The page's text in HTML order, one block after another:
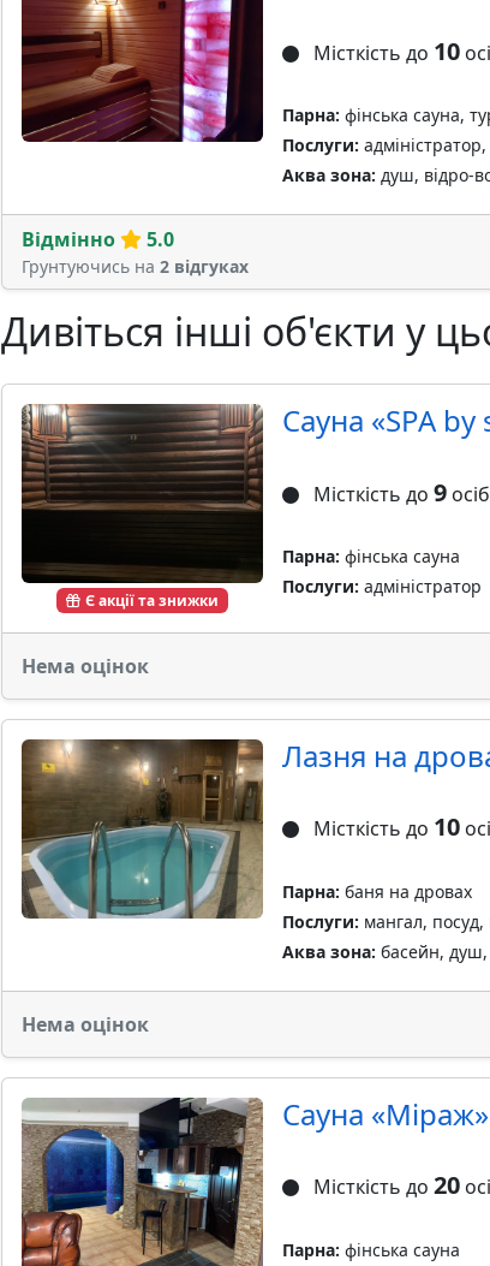
Місткість до 10
Парна: фінська сауна,
Послуги:
Аква зона: душ, відро-
Відмінно 5.0
Грунтуючись на 2 відгуках
Дивіться інші об'єкти у
Є акції та знижки
Сауна «SPA by
Місткість до 9осіб
Парна: фінська сауна
Послуги: адміністратор
Нема оцінок
Лазня на
Місткість до 10
Парна: баня на дровах
Послуги: мангал,
Аква зона: басейн, душ,
Нема оцінок
Сауна «Міраж»
Місткість до 20
Парна: фінська сауна